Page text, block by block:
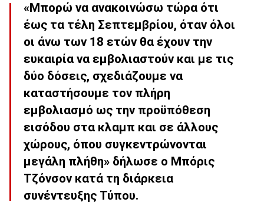
«Μπορώ να ανακοινώσω τώρα ότι
έως τα τέλη Σεπτεμβρίου, όταν όλοι
οι άνω των 18 ετών θα έχουν την
ευκαιρία να εμβολιαστούν και με τις
δύο δόσεις, σχεδιάζουμε να
καταστήσουμε τον πλήρη
εμβολιασμό ως την προϋπόθεση
εισόδου στα κλαμπ και σε άλλους
χώρους, όπου συγκεντρώνονται
μεγάλη πλήθη» δήλωσε ο Μπόρις
Τζόνσον κατά τη διάρκεια
συνέντευξης Τύπου.